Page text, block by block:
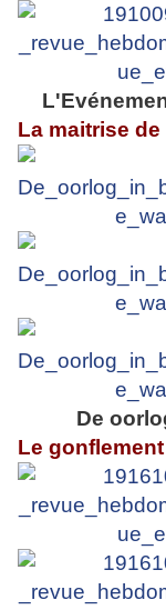
La maitrise
De
Le